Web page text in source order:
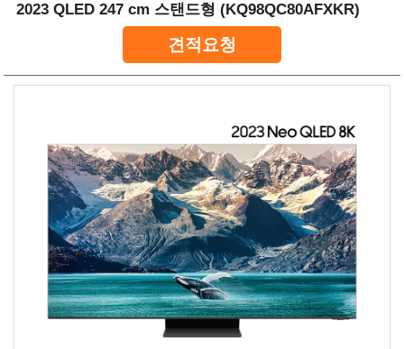
2023 QLED 247 cm 스탠드형 (KQ98QC80AFXKR)
견적요청